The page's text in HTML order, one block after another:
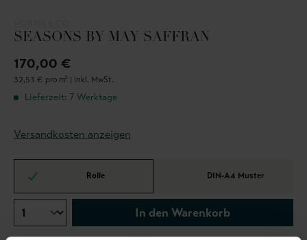
SEASONS BY MAY SAFFRAN
170,00 €
32,53 € pro m² | inkl. MwSt.
Lieferzeit: 7 Werktage
Versandkosten anzeigen
Rolle DIN-A4 Muster
In den Warenkorb